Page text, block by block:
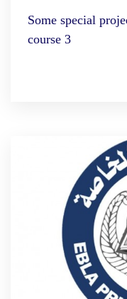
Some special
course 3